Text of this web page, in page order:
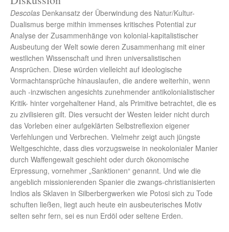
Descolas Denkansatz der Überwindung des Natur/Kultur-
Dualismus berge mithin immenses kritisches Potential zur
Analyse der Zusammenhänge von kolonial-kapitalistischer
Ausbeutung der Welt sowie deren Zusammenhang mit einer
westlichen Wissenschaft und ihren universalistischen
Ansprüchen. Diese würden vielleicht auf ideologische
Vormachtansprüche hinauslaufen, die andere weiterhin, wenn
auch -inzwischen angesichts zunehmender antikolonialistischer
Kritik- hinter vorgehaltener Hand, als Primitive betrachtet, die es
zu zivilisieren gilt. Dies versucht der Westen leider nicht durch
das Vorleben einer aufgeklärten Selbstreflexion eigener
Verfehlungen und Verbrechen. Vielmehr zeigt auch jüngste
Weltgeschichte, dass dies vorzugsweise in neokolonialer Manier
durch Waffengewalt geschieht oder durch ökonomische
Erpressung, vornehmer „Sanktionen“ genannt. Und wie die
angeblich missionierenden Spanier die zwangs-christianisierten
Indios als Sklaven in Silberbergwerken wie Potosi sich zu Tode
schuften ließen, liegt auch heute ein ausbeuterisches Motiv
selten sehr fern, sei es nun Erdöl oder seltene Erden.